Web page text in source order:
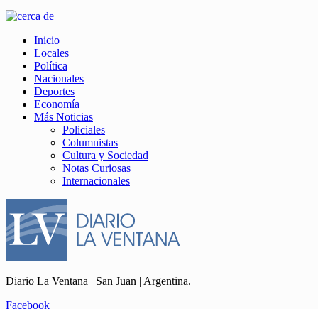
Inicio
Locales
Política
Nacionales
Deportes
Economía
Más Noticias
Policiales
Columnistas
Cultura y Sociedad
Notas Curiosas
Internacionales
Diario La Ventana | San Juan | Argentina.
Facebook